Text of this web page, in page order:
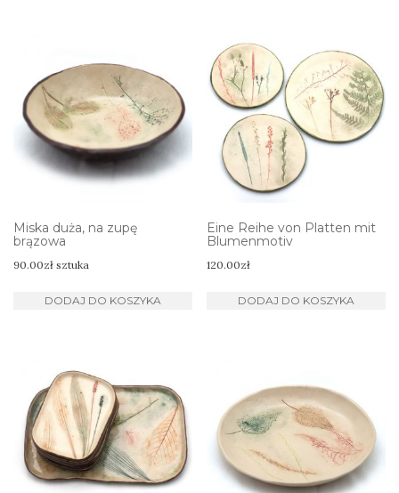
Miska duża, na zupę
brązowa
90.00zł sztuka
DODAJ DO KOSZYKA
Eine Reihe von Platten mit
Blumenmotiv
120.00zł
DODAJ DO KOSZYKA